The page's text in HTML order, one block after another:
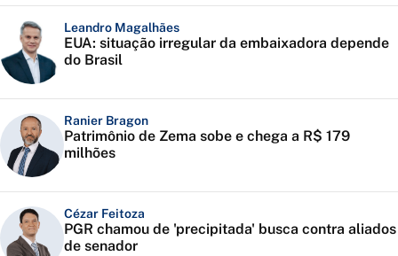
Leandro Magalhães
EUA: situação irregular da embaixadora depende
do Brasil
Ranier Bragon
Patrimônio de Zema sobe e chega a R$ 179
milhões
Cézar Feitoza
PGR chamou de 'precipitada' busca contra aliados
de senador